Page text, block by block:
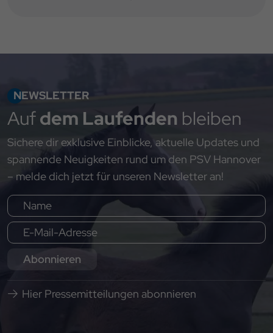
NEWSLETTER
Aufdem Laufenden bleiben
Sichere dir exklusive Einblicke, aktuelle Updates und
spannende Neuigkeiten rund um den PSV Hannover
– melde dich jetzt für unseren Newsletter an!
Abonnieren
Hier Pressemitteilungen abonnieren